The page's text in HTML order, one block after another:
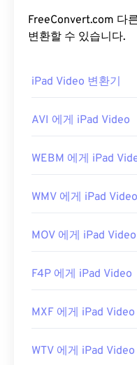
트리밍에도 널리 사
사람들이 MP4를 오늘
MP4 파일을
MP4 파일은 운영 체
Windows Media Player
일부 기기, 특히 모바
종류의 데이터를 담
이터(오디오 또는 비
미디어 플레이어를사
표준: ISO/IEC 14496
FreeConvert.com 다른 파일도 iPad
변환할 수 있습니다.
iPad Video 변환기
AVI 에게 iPad Video
WEBM 에게 iPad
WMV 에게 iPad Video
MOV 에게 iPad Video
F4P 에게 iPad Video
MXF 에게 iPad Video
WTV 에게 iPad Video